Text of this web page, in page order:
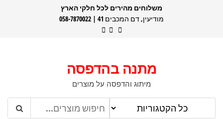
משלוחים מהירים לכל חלקי הארץ
מודיעין, דם המכבים 41 | 058-7870022
מתנה בהדפסה
מיתוג והדפסה על מוצרים